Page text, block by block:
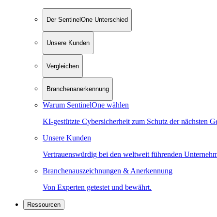
Der SentinelOne Unterschied
Unsere Kunden
Vergleichen
Branchenanerkennung
Warum SentinelOne wählen
KI-gestützte Cybersicherheit zum Schutz der nächsten
Unsere Kunden
Vertrauenswürdig bei den weltweit führenden
Branchenauszeichnungen & Anerkennung
Von Experten getestet und bewährt.
Ressourcen